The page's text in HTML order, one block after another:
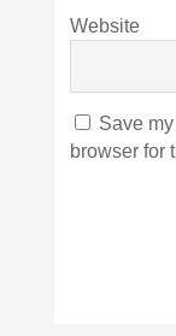
Website
Save
browser for